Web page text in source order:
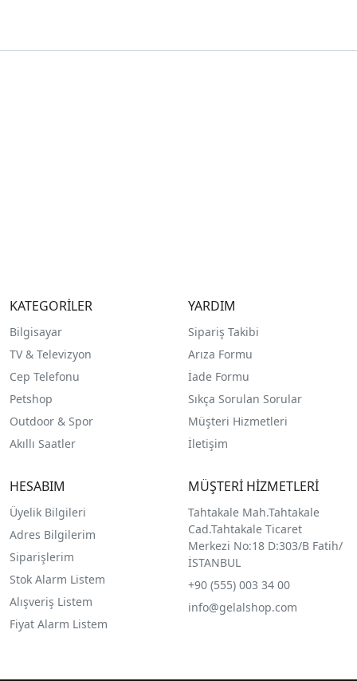
KATEGORİLER
Bilgisayar
TV & Televizyon
Cep Telefonu
Petshop
Outdoor & Spor
Akıllı Saatler
YARDIM
Sipariş Takibi
Arıza Formu
İade Formu
Sıkça Sorulan Sorular
Müşteri Hizmetleri
İletişim
HESABIM
Üyelik Bilgileri
Adres Bilgilerim
Siparişlerim
Stok Alarm Listem
Alışveriş Listem
Fiyat Alarm Listem
MÜŞTERİ HİZMETLERİ
Tahtakale Mah.Tahtakale
Cad.Tahtakale Ticaret
Merkezi No:18 D:303/B Fatih/
İSTANBUL
+90 (555) 003 34 00
info@gelalshop.com